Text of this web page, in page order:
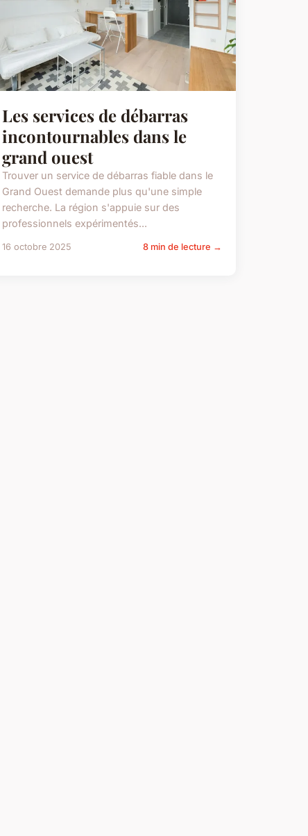
Les services de débarras
incontournables dans le
grand ouest
Trouver un service de débarras fiable dans le
Grand Ouest demande plus qu'une simple
recherche. La région s'appuie sur des
professionnels expérimentés...
16 octobre 2025 8 min de lecture →